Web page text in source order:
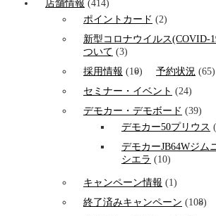
店舗情報 (414)
ポイントカード (2)
新型コロナウイルス(COVID-
ついて (3)
採用情報 (10) 予約状況 (65)
セミナー・イベント (24)
デモカー・デモボード (39)
デモカー50プリウス
デモカーJB64Wジム
シエラ (10)
キャンペーン情報 (1)
終了済みキャンペーン (108)